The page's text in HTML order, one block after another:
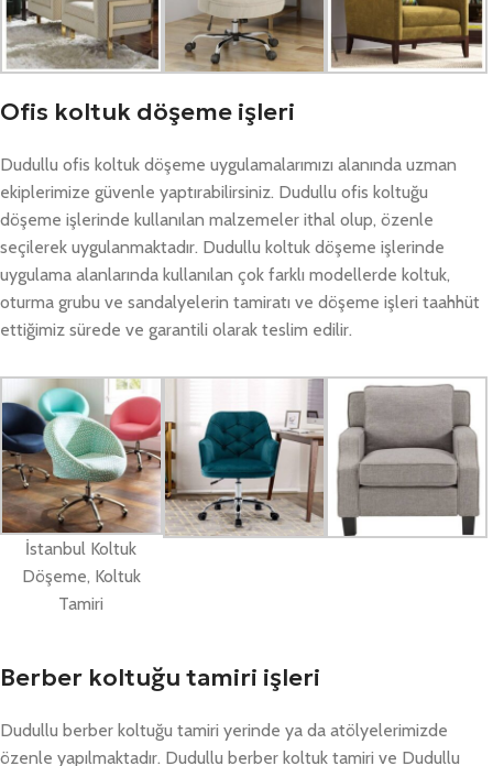
Ofis koltuk döşeme işleri
Dudullu ofis koltuk döşeme uygulamalarımızı alanında uzman
ekiplerimize güvenle yaptırabilirsiniz. Dudullu ofis koltuğu
döşeme işlerinde kullanılan malzemeler ithal olup, özenle
seçilerek uygulanmaktadır. Dudullu koltuk döşeme işlerinde
uygulama alanlarında kullanılan çok farklı modellerde koltuk,
oturma grubu ve sandalyelerin tamiratı ve döşeme işleri taahhüt
ettiğimiz sürede ve garantili olarak teslim edilir.
İstanbul Koltuk
Döşeme, Koltuk
Tamiri
Berber koltuğu tamiri işleri
Dudullu berber koltuğu tamiri yerinde ya da atölyelerimizde
özenle yapılmaktadır. Dudullu berber koltuk tamiri ve Dudullu